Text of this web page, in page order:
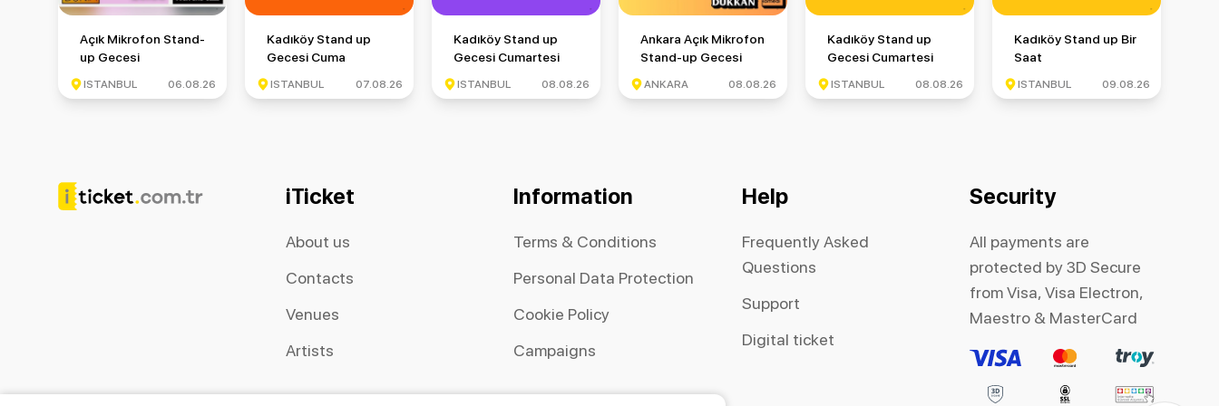
Açık Mikrofon Stand-up Gecesi
Açık Mikrofon Stand-
up Gecesi
ISTANBUL 06.08.26
Kadıköy Stand up Gecesi Cuma
Kadıköy Stand up
Gecesi Cuma
ISTANBUL 07.08.26
Kadıköy Stand up Gecesi Cumartesi
Kadıköy Stand up
Gecesi Cumartesi
ISTANBUL 08.08.26
Ankara Açık Mikrofon Stand-up Gecesi
Ankara Açık Mikrofon
Stand-up Gecesi
ANKARA 08.08.26
Kadıköy Stand up Gecesi Cumartesi
Kadıköy Stand up
Gecesi Cumartesi
ISTANBUL 08.08.26
Kadıköy Stand up Bir Saat
Kadıköy Stand up Bir
Saat
ISTANBUL 09.08.26
iTicket
About us
Contacts
Venues
Artists
Information
Terms & Conditions
Personal Data Protection
Cookie Policy
Campaigns
Help
Frequently Asked
Questions
Support
Digital ticket
Security
All payments are
protected by 3D Secure
from Visa, Visa Electron,
Maestro & MasterCard